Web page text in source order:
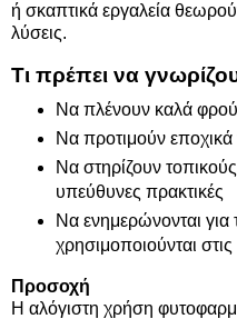
ή σκαπτικά εργαλεία
λύσεις.
Τι πρέπει να
Να πλένουν καλά
Να προτιμούν εποχικά
Να στηρίζουν
υπεύθυνες πρακτικές
Να ενημερώνονται για
χρησιμοποιούνται στις
Προσοχή
Η αλόγιστη χρήση